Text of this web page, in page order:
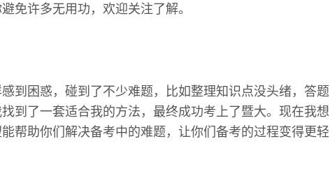
免许多无用功，欢迎关注了解。
到困惑，碰到了不少难题，比如整理知识点没头绪，答题
到了一套适合我的方法，最终成功考上了暨大。现在我想
帮助你们解决备考中的难题，让你们备考的过程变得更轻